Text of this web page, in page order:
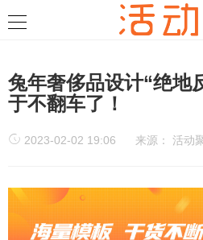
兔年奢侈品设计“绝地
于不翻车了！
2023-02-02 19:06 来源： 活动